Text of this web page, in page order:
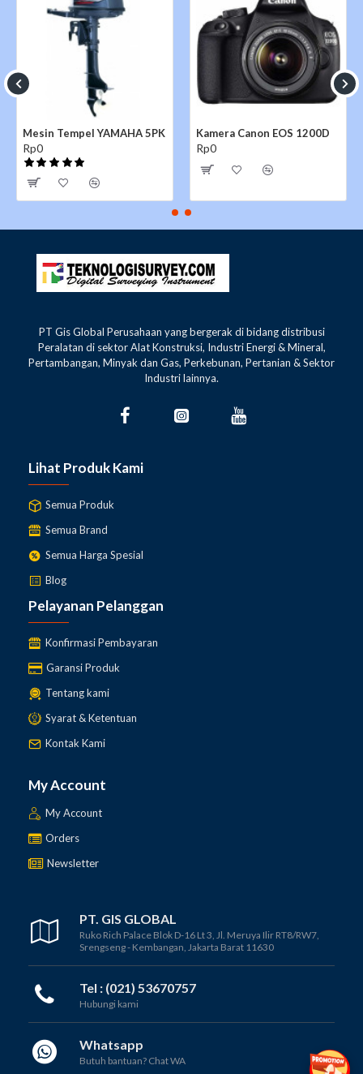
Mesin Tempel YAMAHA 5PK
Rp0
Kamera Canon EOS 1200D
Rp0
PT Gis Global Perusahaan yang bergerak di bidang distribusi
Peralatan di sektor Alat Konstruksi, Industri Energi & Mineral,
Pertambangan, Minyak dan Gas, Perkebunan, Pertanian & Sektor
Industri lainnya.
Lihat Produk Kami
Semua Produk
Semua Brand
Semua Harga Spesial
Blog
Pelayanan Pelanggan
Konfirmasi Pembayaran
Garansi Produk
Tentang kami
Syarat & Ketentuan
Kontak Kami
My Account
My Account
Orders
Newsletter
PT. GIS GLOBAL
Ruko Rich Palace Blok D-16 Lt 3, Jl. Meruya Ilir RT8/RW7,
Srengseng - Kembangan, Jakarta Barat 11630
Tel : (021) 53670757
Hubungi kami
Whatsapp
Butuh bantuan? Chat WA